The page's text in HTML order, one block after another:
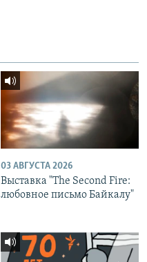
03 АВГУСТА 2026
Выставка "The Second Fire:
любовное письмо Байкалу"